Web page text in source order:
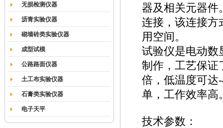
无损检测仪器
沥青实验仪器
砌墙砖类实验仪器
成型试模
公路路面仪器
土工布实验仪器
石膏类实验仪器
电子天平
器及相关元器件
连接，该连接方
用空间。
试验仪是电动数
制作，工艺保
倍，低温度可达
单，工作效率高
技术参数：